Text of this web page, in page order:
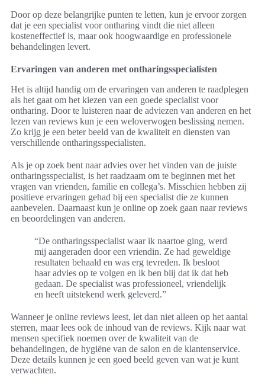
Door op deze belangrijke punten te letten, kun je ervoor zorgen
dat je een specialist voor ontharing vindt die niet alleen
kosteneffectief is, maar ook hoogwaardige en professionele
behandelingen levert.
Ervaringen van anderen met ontharingsspecialisten
Het is altijd handig om de ervaringen van anderen te raadplegen
als het gaat om het kiezen van een goede specialist voor
ontharing. Door te luisteren naar de adviezen van anderen en het
lezen van reviews kun je een weloverwogen beslissing nemen.
Zo krijg je een beter beeld van de kwaliteit en diensten van
verschillende ontharingsspecialisten.
Als je op zoek bent naar advies over het vinden van de juiste
ontharingsspecialist, is het raadzaam om te beginnen met het
vragen van vrienden, familie en collega’s. Misschien hebben zij
positieve ervaringen gehad bij een specialist die ze kunnen
aanbevelen. Daarnaast kun je online op zoek gaan naar reviews
en beoordelingen van anderen.
“De ontharingsspecialist waar ik naartoe ging, werd
mij aangeraden door een vriendin. Ze had geweldige
resultaten behaald en was erg tevreden. Ik besloot
haar advies op te volgen en ik ben blij dat ik dat heb
gedaan. De specialist was professioneel, vriendelijk
en heeft uitstekend werk geleverd.”
Wanneer je online reviews leest, let dan niet alleen op het aantal
sterren, maar lees ook de inhoud van de reviews. Kijk naar wat
mensen specifiek noemen over de kwaliteit van de
behandelingen, de hygiëne van de salon en de klantenservice.
Deze details kunnen je een goed beeld geven van wat je kunt
verwachten.